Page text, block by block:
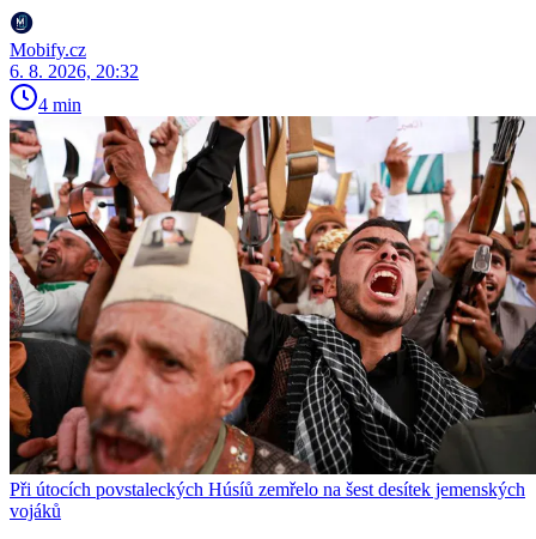
Mobify.cz
6. 8. 2026, 20:32
4 min
Při útocích povstaleckých Húsíů zemřelo na šest desítek jemenských
vojáků